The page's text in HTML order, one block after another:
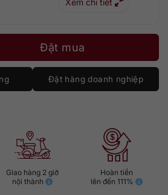
Xem chi tiết
Horse 2026 số lượng
Đặt mua
Đặt hàng doanh nghiệp
Giao hàng 2 giờ
nội thành
Hoàn tiền
lên đến 111%